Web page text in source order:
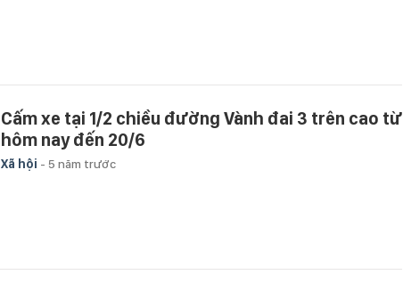
Cấm xe tại 1/2 chiều đường Vành đai 3 trên cao từ
hôm nay đến 20/6
Xã hội - 5 năm trước